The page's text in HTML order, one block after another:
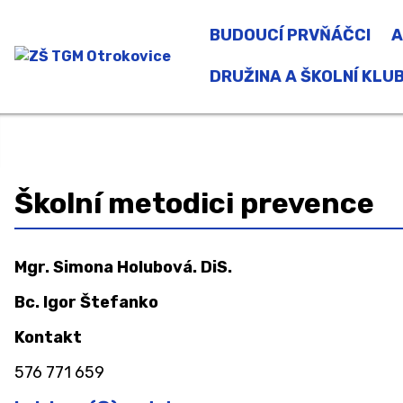
BUDOUCÍ PRVŇÁČCI
DRUŽINA A ŠKOLNÍ
Družina
Zájmové kroužky a Zdravý
Školní metodici prevence
Mgr. Simona Holubová. DiS.
Bc. Igor Štefanko
Kontakt
576 771 659